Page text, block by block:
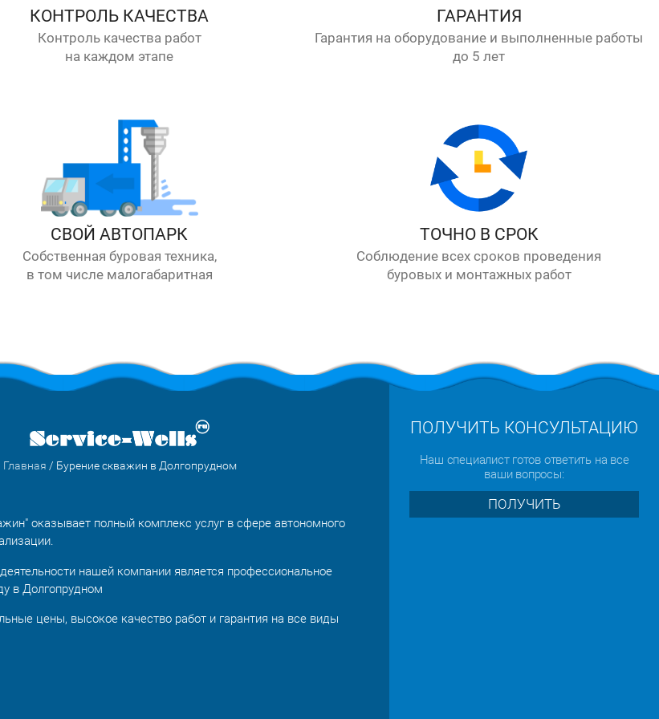
КОНТРОЛЬ КАЧЕСТВА
Контроль качества работ
на каждом этапе
ГАРАНТИЯ
Гарантия на оборудование и выполненные работы
до 5 лет
СВОЙ АВТОПАРК
Собственная буровая техника,
в том числе малогабаритная
ТОЧНО В СРОК
Соблюдение всех сроков проведения
буровых и монтажных работ
Главная / Бурение скважин в Долгопрудном
оказывает полный комплекс услуг в сфере автономного
нашей компании является профессиональное
в Долгопрудном
цены, высокое качество работ и гарантия на все виды
ПОЛУЧИТЬ КОНСУЛЬТАЦИЮ
Наш специалист готов ответить на все
ваши вопросы:
ПОЛУЧИТЬ